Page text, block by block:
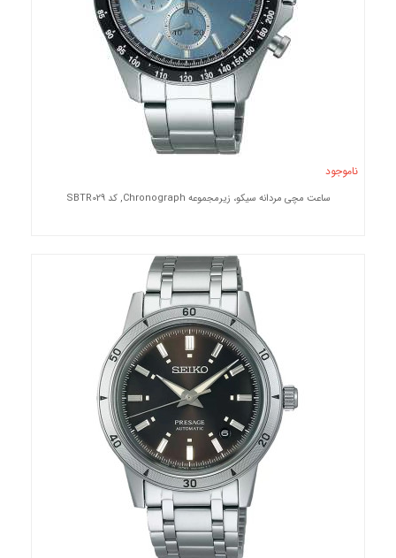
ناموجود
ساعت مچی مردانه سیکو، زیرمجموعه Chronograph, کد SBTR029